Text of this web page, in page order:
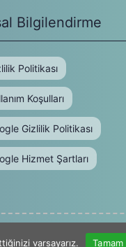
Bilgilendirme
Politikası
Koşulları
Gizlilik Politikası
Hizmet Şartları
Mimarlık ve
varsayarız. Tamam